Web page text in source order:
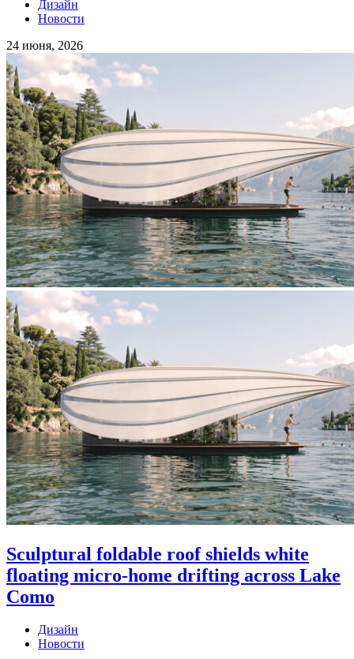
Дизайн
Новости
24 июня, 2026
Sculptural foldable roof shields white
floating micro-home drifting across Lake
Como
Дизайн
Новости